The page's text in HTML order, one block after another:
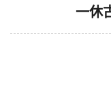
一休